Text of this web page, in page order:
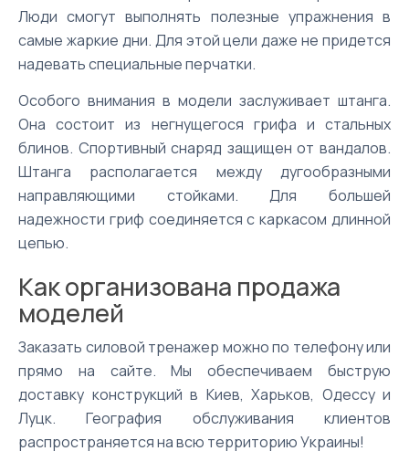
Люди смогут выполнять полезные упражнения в
самые жаркие дни. Для этой цели даже не придется
надевать специальные перчатки.
Особого внимания в модели заслуживает штанга.
Она состоит из негнущегося грифа и стальных
блинов. Спортивный снаряд защищен от вандалов.
Штанга располагается между дугообразными
направляющими стойками. Для большей
надежности гриф соединяется с каркасом длинной
цепью.
Как организована продажа
моделей
Заказать силовой тренажер можно по телефону или
прямо на сайте. Мы обеспечиваем быструю
доставку конструкций в Киев, Харьков, Одессу и
Луцк. География обслуживания клиентов
распространяется на всю территорию Украины!